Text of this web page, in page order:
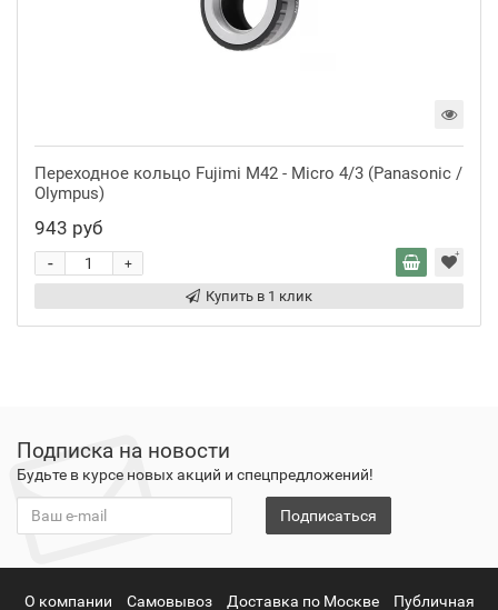
Переходное кольцо Fujimi M42 - Micro 4/3 (Panasonic /
Olympus)
943 руб
+
-
Купить в 1 клик
Подписка на новости
Будьте в курсе новых акций и спецпредложений!
Подписаться
О компании Самовывоз Доставка по Москве Публичная